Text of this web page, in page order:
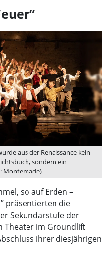
aus der Renaissance kein
sondern ein
Montemade)
so auf Erden –
präsentierten die
Sekundarstufe der
Theater im Groundlift
ihrer diesjährigen